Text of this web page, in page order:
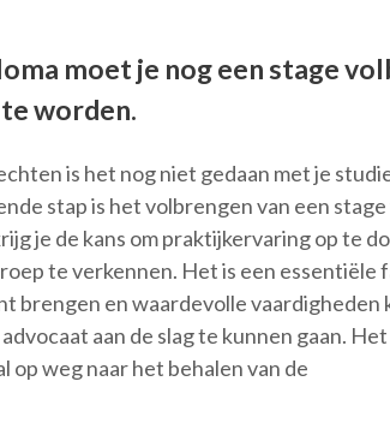
moet je nog een stage
worden.
is het nog niet gedaan met je
stap is het volbrengen van een stage
je de kans om praktijkervaring op te
te verkennen. Het is een essentiële
brengen en waardevolle vaardigheden
aan de slag te kunnen gaan.
op weg naar het behalen van de